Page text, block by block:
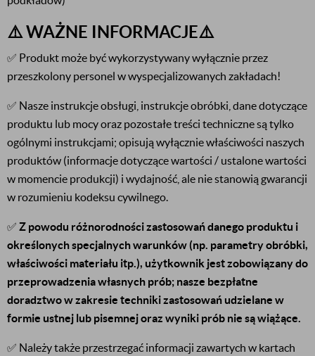
⚠️ WAŻNE INFORMACJE⚠️
✅ Produkt może być wykorzystywany wyłącznie przez
przeszkolony personel w wyspecjalizowanych zakładach!
✅ Nasze instrukcje obsługi, instrukcje obróbki, dane dotyczące
produktu lub mocy oraz pozostałe treści techniczne są tylko
ogólnymi instrukcjami; opisują wyłącznie właściwości naszych
produktów (informacje dotyczące wartości / ustalone wartości
w momencie produkcji) i wydajność, ale nie stanowią gwarancji
w rozumieniu kodeksu cywilnego.
✅ Z powodu różnorodności zastosowań danego produktu i
określonych specjalnych warunków (np. parametry obróbki,
właściwości materiału itp.), użytkownik jest zobowiązany do
przeprowadzenia własnych prób; nasze bezpłatne
doradztwo w zakresie techniki zastosowań udzielane w
formie ustnej lub pisemnej oraz wyniki prób nie są wiążące.
✅ Należy także przestrzegać informacji zawartych w kartach